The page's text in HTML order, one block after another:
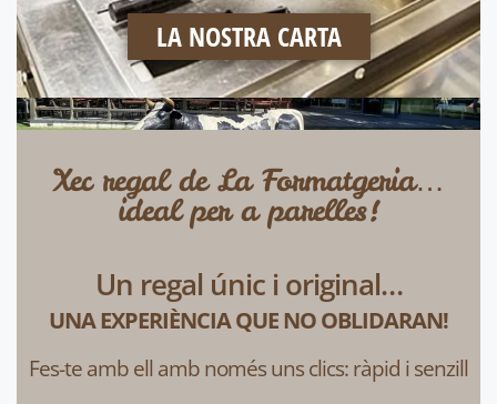
LA NOSTRA CARTA
Xec regal de La Formatgeria…
ideal per a parelles!
Un regal únic i original…
UNA EXPERIÈNCIA QUE NO OBLIDARAN!
Fes-te amb ell amb només uns clics: ràpid i senzill